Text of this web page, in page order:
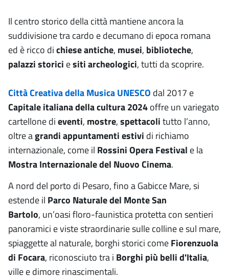
Il centro storico della città mantiene ancora la
suddivisione tra cardo e decumano di epoca romana
ed è ricco dichiese antiche, musei, biblioteche,
palazzi storici esiti archeologici, tutti da scoprire.
Città Creativa della Musica UNESCO dal 2017 e
Capitale italiana della cultura 2024offre un variegato
cartellone dieventi, mostre,spettacolitutto l’anno,
oltre agrandi appuntamenti estivi di richiamo
internazionale, come il Rossini Opera Festival e la
Mostra Internazionale del Nuovo Cinema.
A nord del porto di Pesaro, fino a Gabicce Mare, si
estende il Parco Naturale del MonteSan
Bartolo, un’oasi floro-faunistica protetta con sentieri
panoramici e viste straordinarie sulle colline e sul mare,
spiaggette al naturale, borghi storici comeFiorenzuola
di Focara, riconosciuto tra i Borghi più belli d'Italia,
ville e dimore rinascimentali.